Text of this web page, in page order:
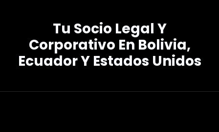
Tu Socio Legal Y
Corporativo En Bolivia,
Ecuador Y Estados Unidos